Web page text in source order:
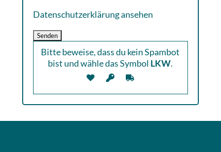
Datenschutzerklärung ansehen
Bitte beweise, dass du kein Spambot
bist und wähle das Symbol LKW.